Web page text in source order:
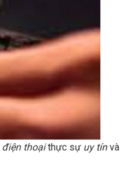
điện thoạithực sự uy tínvà